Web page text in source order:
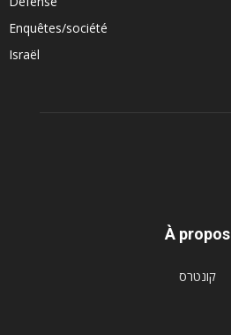
Enquêtes/société
Israël
À propos
קונטרס